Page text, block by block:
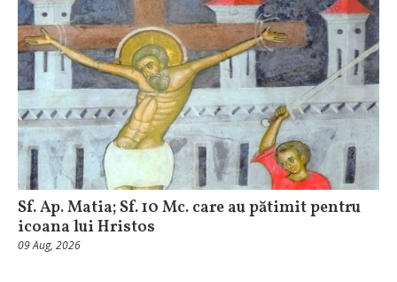
Sf. Ap. Matia; Sf. 10 Mc. care au pătimit pentru
icoana lui Hristos
09 Aug, 2026